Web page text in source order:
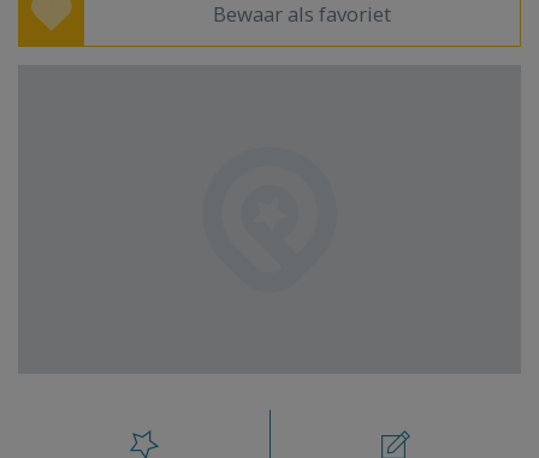
Bewaar als favoriet